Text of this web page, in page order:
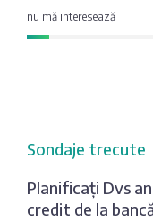
ProCredit Bank
nu mă interesează
Sondaje trecute
Planificați Dvs
credit de la